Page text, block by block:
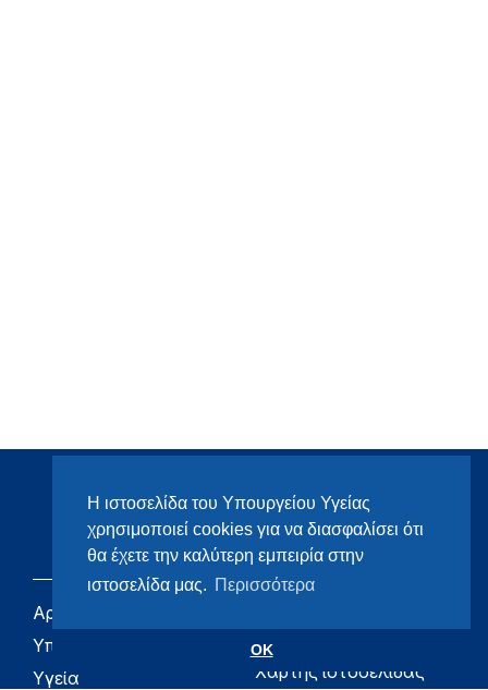
Η ιστοσελίδα του Υπουργείου Υγείας
χρησιμοποιεί cookies για να διασφαλίσει ότι
θα έχετε την καλύτερη εμπειρία στην
ιστοσελίδα μας. Περισσότερα
OK
Αρχική
Υπουργείο
Υγεία
Υγεία
Χάρτης ιστοσελίδας